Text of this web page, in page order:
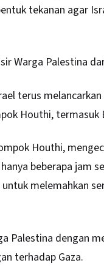
tekanan agar
Warga Palestina
terus
Houthi, termasuk
Houthi,
beberapa jam
melemahkan
Palestina dengan
terhadap Gaza.